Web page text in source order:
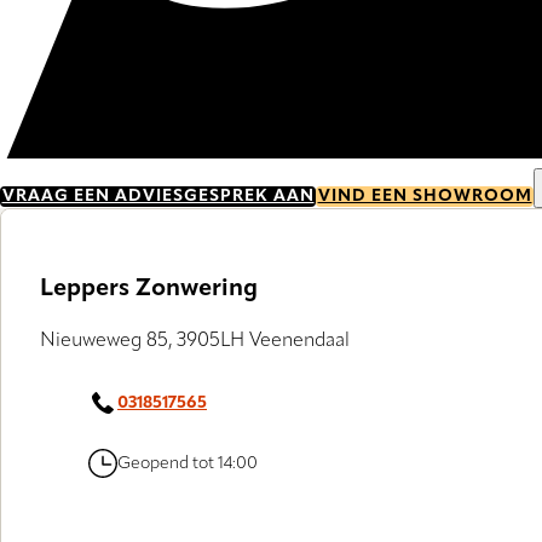
VRAAG EEN ADVIESGESPREK AAN VIND EEN SHOWROOM
Leppers Zonwering
Nieuweweg 85, 3905LH Veenendaal
0318517565
Geopend tot 14:00